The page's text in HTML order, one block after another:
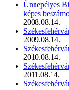
Ünnepélyes
képes
2008.08.14.
2009.08.14.
2010.08.14.
2011.08.14.